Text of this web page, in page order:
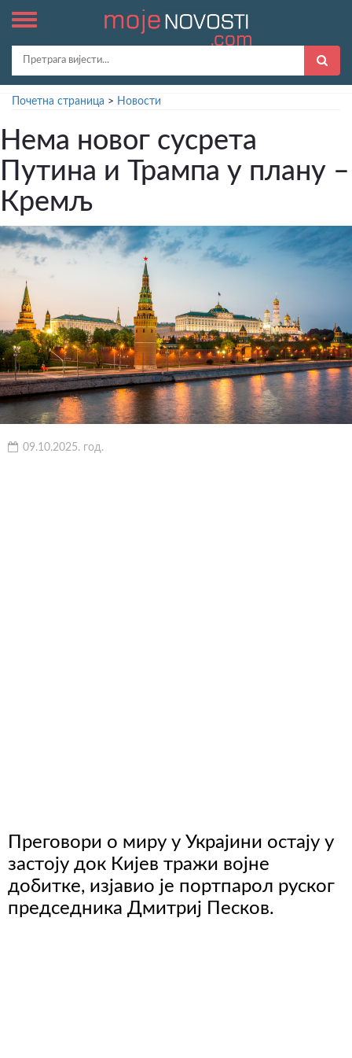
Почетна страница > Новости
Нема новог сусрета
Путина и Трампа у плану –
Кремљ
09.10.2025. год.
Преговори о миру у Украјини остају у
застоју док Кијев тражи војне
добитке, изјавио је портпарол руског
председника Дмитриј Песков.